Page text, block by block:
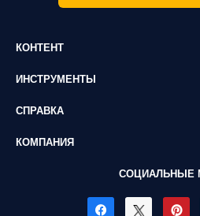
КОНТЕНТ
ИНСТРУМЕНТЫ
СПРАВКА
КОМПАНИЯ
СОЦИАЛЬНЫЕ